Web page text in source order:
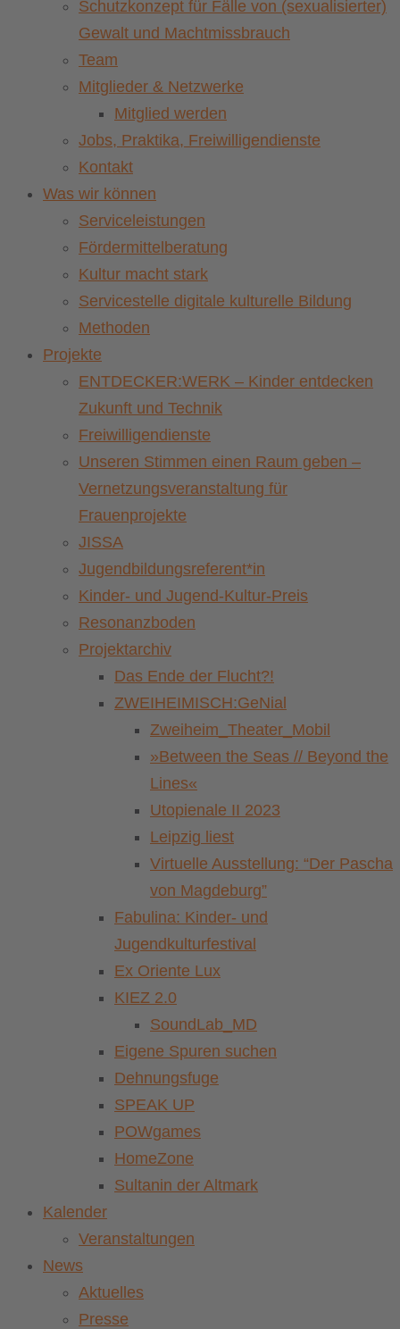
Schutzkonzept für Fälle von (sexualisierter)
Gewalt und Machtmissbrauch
Team
Mitglieder & Netzwerke
Mitglied werden
Jobs, Praktika, Freiwilligendienste
Kontakt
Was wir können
Serviceleistungen
Fördermittelberatung
Kultur macht stark
Servicestelle digitale kulturelle Bildung
Methoden
Projekte
ENTDECKER:WERK – Kinder entdecken
Zukunft und Technik
Freiwilligendienste
Unseren Stimmen einen Raum geben –
Vernetzungsveranstaltung für
Frauenprojekte
JISSA
Jugendbildungsreferent*in
Kinder- und Jugend-Kultur-Preis
Resonanzboden
Projektarchiv
Das Ende der Flucht?!
ZWEIHEIMISCH:GeNial
Zweiheim_Theater_Mobil
»Between the Seas // Beyond the
Lines«
Utopienale II 2023
Leipzig liest
Virtuelle Ausstellung: “Der Pascha
von Magdeburg”
Fabulina: Kinder- und
Jugendkulturfestival
Ex Oriente Lux
KIEZ 2.0
SoundLab_MD
Eigene Spuren suchen
Dehnungsfuge
SPEAK UP
POWgames
HomeZone
Sultanin der Altmark
Kalender
Veranstaltungen
News
Aktuelles
Presse